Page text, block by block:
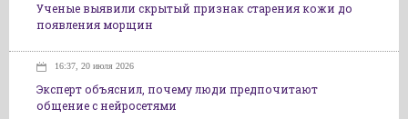
Ученые выявили скрытый признак старения кожи до
появления морщин
16:37, 20 июля 2026
Эксперт объяснил, почему люди предпочитают
общение с нейросетями